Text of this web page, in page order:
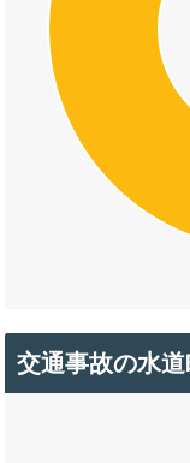
交通事故の水